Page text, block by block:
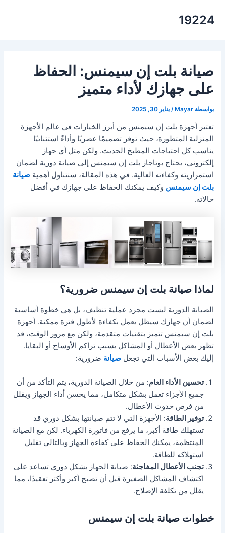
19224
صيانة بلت إن سيمنس: الحفاظ
على جهازك لأداء متميز
بواسطة Mayar
/يناير 30, 2025
تعتبر أجهزة بلت إن سيمنس من أبرز الخيارات في عالم الأجهزة
المنزلية المتطورة، حيث توفر تصميمًا عصريًا وأداءً استثنائيًا
يناسب كل احتياجات المطبخ الحديث. ولكن مثل أي جهاز
إلكتروني، يحتاج بوتاجاز بلت إن سيمنس إلى صيانة دورية لضمان
استمراريته وكفاءته العالية. في هذه المقالة، سنتناول أهميةصيانة
بلت إن سيمنس وكيف يمكنك الحفاظ على جهازك في أفضل
حالاته.
لماذا صيانة بلت إن سيمنس ضرورية؟
الصيانة الدورية ليست مجرد عملية تنظيف، بل هي خطوة أساسية
لضمان أن جهازك سيظل يعمل بكفاءة لأطول فترة ممكنة. أجهزة
بلت إن سيمنس تتميز بتقنيات متقدمة، ولكن مع مرور الوقت، قد
تظهر بعض الأعطال أو المشاكل بسبب تراكم الأوساخ أو البقايا.
إليك بعض الأسباب التي تجعل صيانة ضرورية:
تحسين الأداء العام: من خلال الصيانة الدورية، يتم التأكد من أن
جميع الأجزاء تعمل بشكل متكامل، مما يحسن أداء الجهاز ويقلل
من فرص حدوث الأعطال.
توفير الطاقة: الأجهزة التي لا تتم صيانتها بشكل دوري قد
تستهلك طاقة أكبر، ما يرفع من فاتورة الكهرباء. لكن مع الصيانة
المنتظمة، يمكنك الحفاظ على كفاءة الجهاز وبالتالي تقليل
استهلاكه للطاقة.
تجنب الأعطال المفاجئة: صيانة الجهاز بشكل دوري تساعد على
اكتشاف المشاكل الصغيرة قبل أن تصبح أكبر وأكثر تعقيدًا، مما
يقلل من تكلفة الإصلاح.
خطوات صيانة بلت إن سيمنس